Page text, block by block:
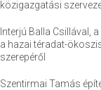
közigazgatási
Interjú Balla Csillával,
a hazai téradat-
szerepéről
Szentirmai Tamás